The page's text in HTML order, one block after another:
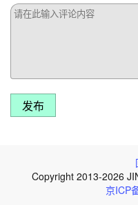
发布
Copyright 2013-2026
京ICP